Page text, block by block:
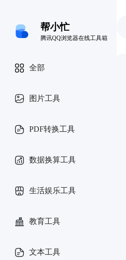
帮小忙
腾讯QQ浏览器在线工具箱
全部
图片工具
PDF转换工具
数据换算工具
生活娱乐工具
教育工具
文本工具